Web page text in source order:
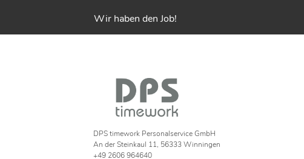
Wir haben den Job!
DPS timework Personalservice GmbH
An der Steinkaul 11, 56333 Winningen
+49 2606 964640